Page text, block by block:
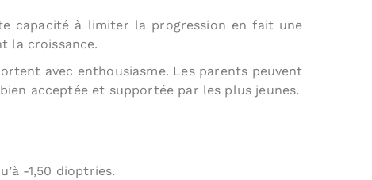
capacité à limiter la progression en fait une
la croissance.
avec enthousiasme. Les parents peuvent
acceptée et supportée par les plus jeunes.
-1,50 dioptries.